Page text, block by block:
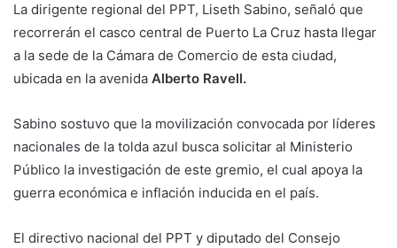
La dirigente regional del PPT, Liseth Sabino, señaló que
recorrerán el casco central de Puerto La Cruz hasta llegar
a la sede de la Cámara de Comercio de esta ciudad,
ubicada en la avenida Alberto Ravell.
Sabino sostuvo que la movilización convocada por líderes
nacionales de la tolda azul busca solicitar al Ministerio
Público la investigación de este gremio, el cual apoya la
guerra económica e inflación inducida en el país.
El directivo nacional del PPT y diputado del Consejo